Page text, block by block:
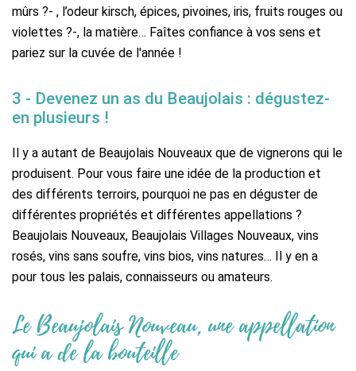
mûrs ?- , l’odeur kirsch, épices, pivoines, iris, fruits rouges ou
violettes ?-, la matière… Faîtes confiance à vos sens et
pariez sur la cuvée de l'année !
3 - Devenez un as du Beaujolais : dégustez-
en plusieurs !
Il y a autant de Beaujolais Nouveaux que de vignerons qui le
produisent. Pour vous faire une idée de la production et
des différents terroirs, pourquoi ne pas en déguster de
différentes propriétés et différentes appellations ?
Beaujolais Nouveaux, Beaujolais Villages Nouveaux, vins
rosés, vins sans soufre, vins bios, vins natures… Il y en a
pour tous les palais, connaisseurs ou amateurs.
Le Beaujolais Nouveau, une appellation
qui a de la bouteille